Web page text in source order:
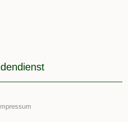
Impressum